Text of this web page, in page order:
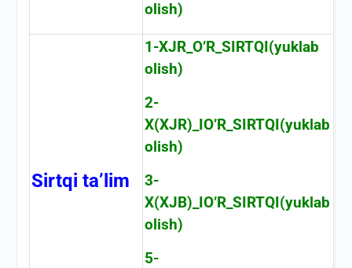
olish)
Sirtqi ta’lim
1-XJR_O’R_SIRTQI(yuklab
olish)
2-
X(XJR)_IO’R_SIRTQI(yuklab
olish)
3-
X(XJB)_IO’R_SIRTQI(yuklab
olish)
5-